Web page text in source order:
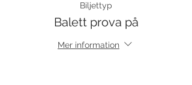
Biljettyp
Balett prova på
Mer information